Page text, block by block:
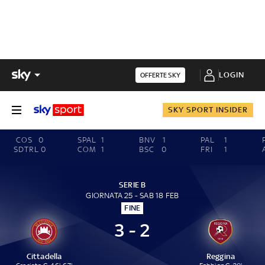
OFFERTE SKY LOGIN
SKY SPORT INSIDER
COS
0
SDTRL 0
SPAL
1
COM
1
BNV
1
BSC
0
PAL
1
FRI
1
SERIE B
GIORNATA 25 - SAB 18 FEB
FINE
Cittadella
3 - 2
Reggina